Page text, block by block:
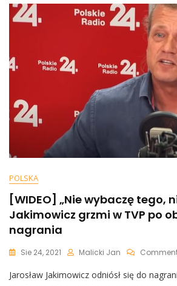
POLSKA
[WIDEO] „Nie wybaczę tego,
Jakimowicz grzmi w TVP po
nagrania
Sie 24, 2021 Malicki Jan
Jarosław Jakimowicz odniósł się do